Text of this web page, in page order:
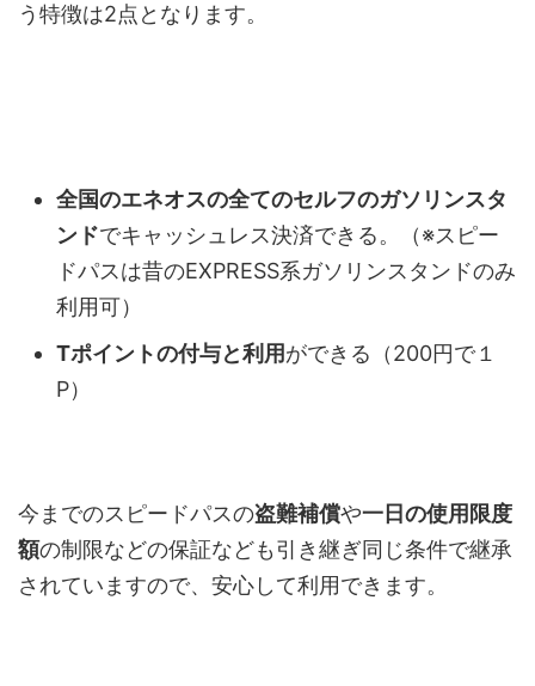
う特徴は2点となります。
全国のエネオスの全てのセルフのガソリンスタ
ンドでキャッシュレス決済できる。（※スピー
ドパスは昔のEXPRESS系ガソリンスタンドのみ
利用可）
Tポイントの付与と利用ができる（200円で１
P）
今までのスピードパスの盗難補償や一日の使用限度
額の制限などの保証なども引き継ぎ同じ条件で継承
されていますので、安心して利用できます。